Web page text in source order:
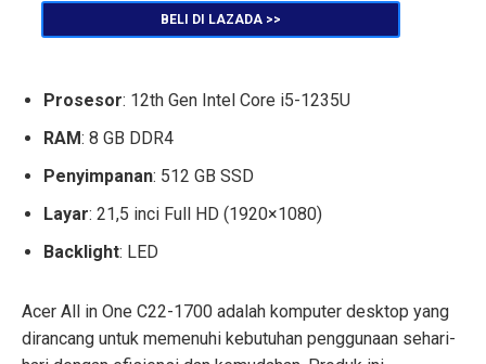
BELI DI LAZADA >>
Prosesor: 12th Gen Intel Core i5-1235U
RAM: 8 GB DDR4
Penyimpanan: 512 GB SSD
Layar: 21,5 inci Full HD (1920×1080)
Backlight: LED
Acer All in One C22-1700 adalah komputer desktop yang
dirancang untuk memenuhi kebutuhan penggunaan sehari-